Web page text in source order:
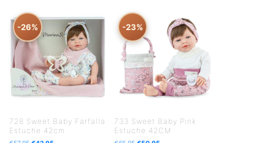
-26%
728 Sweet Baby Farfalla
Estuche 42cm
-23%
733 Sweet Baby Pink
Estuche 42CM